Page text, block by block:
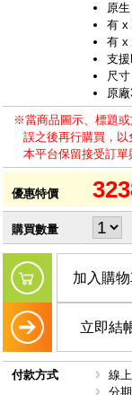
原
有 x
有 x
支
尺
原
※當商品圖示、標題
誤之後再行購買，以
本平台保留接受訂單
優惠特價
購買數量
加入購
立即結
付款方式
線
分